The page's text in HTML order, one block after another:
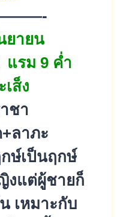
ยายน
แรม 9 ค่ำ
ส็ง
ชา
ลาภะ
ษ์เป็นฤกษ์
งแต่ผู้ชายก็
เหมาะกับ